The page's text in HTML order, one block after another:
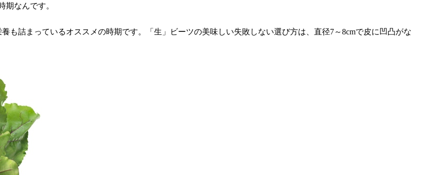
期なんです。
も詰まっているオススメの時期です。「生」ビーツの美味しい失敗しない選び方は、直径7～8cmで皮に凹凸がな